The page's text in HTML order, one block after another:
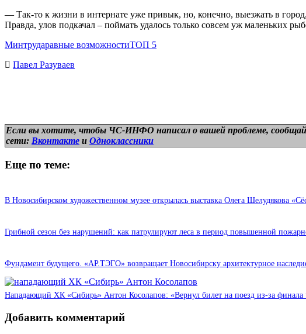
— Так-то к жизни в интернате уже привык, но, конечно, выезжать в
Правда, улов подкачал – поймать удалось только совсем уж маленьких
Минтрударавные возможностиТОП 5
Павел Разуваев
Если вы хотите, чтобы ЧС-ИНФО написал о вашей проблеме,
сети: Вконтакте и Одноклассники
Еще по теме:
В Новосибирском художественном музее открылась выставка Олега Шелудякова
Грибной сезон без нарушений: как патрулируют леса в период повышенной
Фундамент будущего. «АР.ТЭГО» возвращает Новосибирску архитектурное
Нападающий ХК «Сибирь» Антон Косолапов: «Вернул билет на поезд из-за финала
Добавить комментарий